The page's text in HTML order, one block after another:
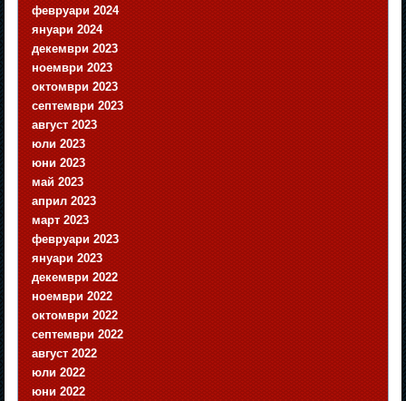
февруари 2024
януари 2024
декември 2023
ноември 2023
октомври 2023
септември 2023
август 2023
юли 2023
юни 2023
май 2023
април 2023
март 2023
февруари 2023
януари 2023
декември 2022
ноември 2022
октомври 2022
септември 2022
август 2022
юли 2022
юни 2022